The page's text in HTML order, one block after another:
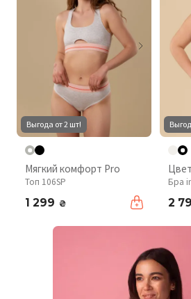
Выгода от 2 шт!
Мягкий комфорт Pro
Топ 106SP
1 299 ₴
Бра
2